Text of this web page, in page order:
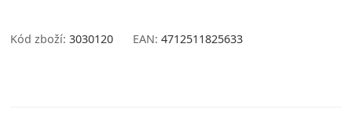
Kód zboží: 3030120 EAN: 4712511825633